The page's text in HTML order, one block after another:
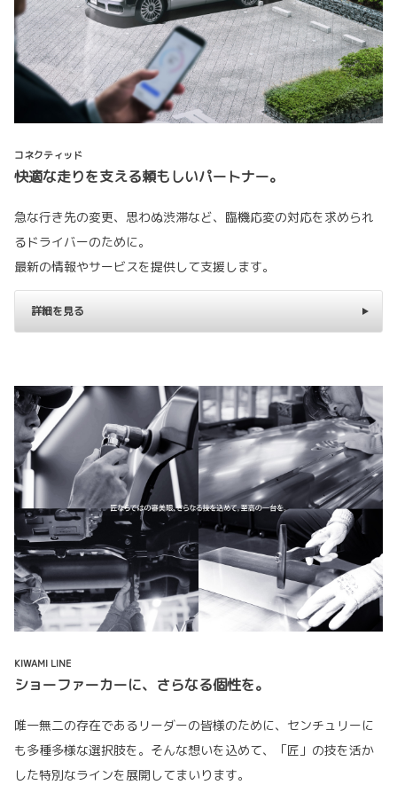
コネクティッド
快適な走りを支える頼もしいパートナー。
急な行き先の変更、思わぬ渋滞など、臨機応変の対応を求められ
るドライバーのために。
最新の情報やサービスを提供して支援します。
詳細を見る
KIWAMI LINE
ショーファーカーに、さらなる個性を。
唯一無二の存在であるリーダーの皆様のために、センチュリーに
も多種多様な選択肢を。そんな想いを込めて、「匠」の技を活か
した特別なラインを展開してまいります。